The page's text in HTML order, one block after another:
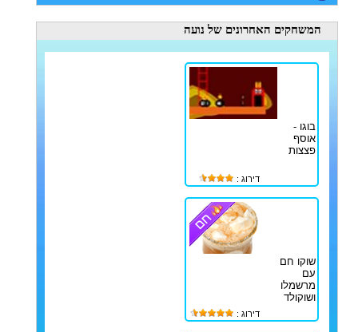
המשחקים האחרונים של נועה
בוגו -
אוסף
פצצות
דירוג :
שוקו חם
עם
מרשמלו
ושוקולד
דירוג :